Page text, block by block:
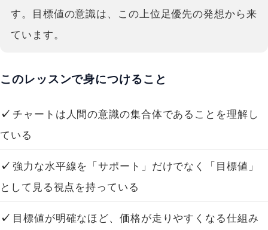
す。目標値の意識は、この上位足優先の発想から来
ています。
このレッスンで身につけること
チャートは人間の意識の集合体であることを理解し
ている
強力な水平線を「サポート」だけでなく「目標値」
として見る視点を持っている
目標値が明確なほど、価格が走りやすくなる仕組み